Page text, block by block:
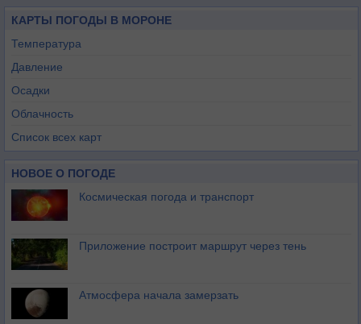
КАРТЫ ПОГОДЫ В МОРОНЕ
Температура
Давление
Осадки
Облачность
Список всех карт
НОВОЕ О ПОГОДЕ
Космическая погода и транспорт
Приложение построит маршрут через тень
Атмосфера начала замерзать